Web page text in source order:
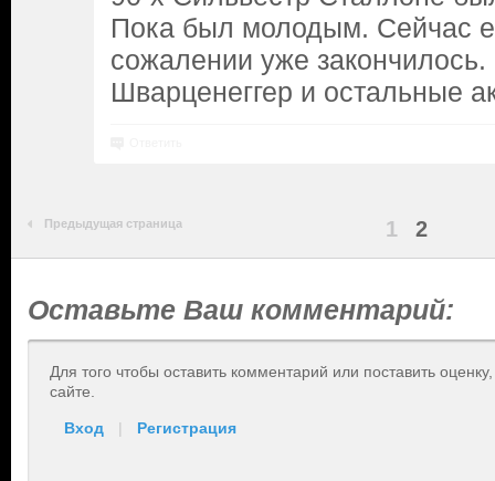
Пока был молодым. Сейчас
сожалении уже
Шварценеггер и остальные
Предыдущая страница 1 2
Оставьте Ваш комментарий:
Для того чтобы оставить комментарий или поставить
сайте.
Вход | Регистрация